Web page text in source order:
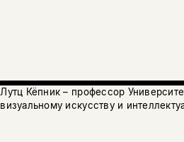
Лутц Кёпник – профессор
визуальному искусству и